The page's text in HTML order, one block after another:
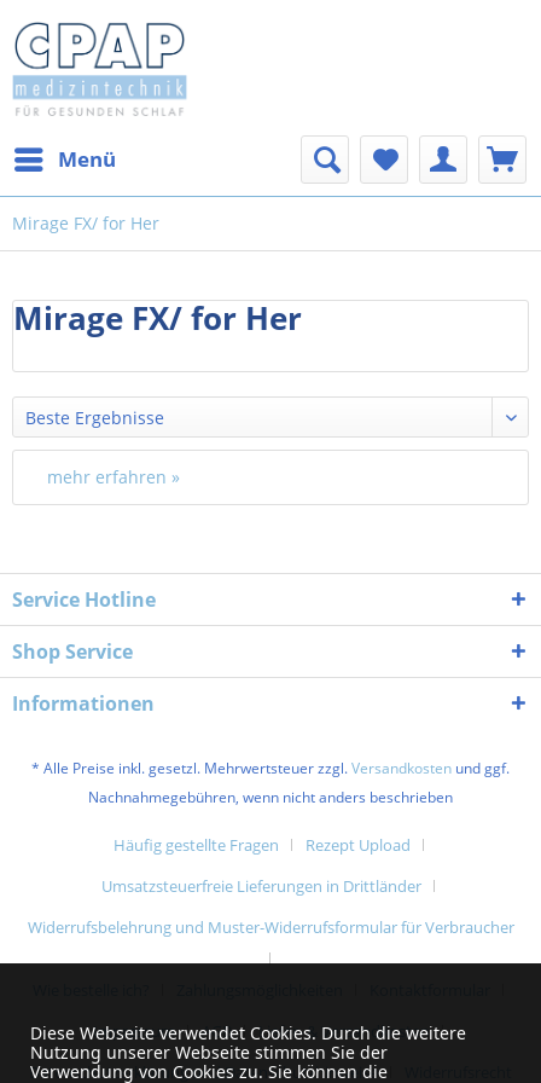
Menü
Mirage FX/ for Her
Mirage FX/ for Her
mehr erfahren »
Service Hotline
Shop Service
Informationen
* Alle Preise inkl. gesetzl. Mehrwertsteuer zzgl.Versandkosten und ggf.
Nachnahmegebühren, wenn nicht anders beschrieben
Häufig gestellte Fragen
Rezept Upload
Umsatzsteuerfreie Lieferungen in Drittländer
Widerrufsbelehrung und Muster-Widerrufsformular für Verbraucher
Impressum
AGB
Liefer- & Versandkosten
Datenschutzerklärung und Datenschutzhinweise
Diese Webseite verwendet Cookies. Durch die weitere
Nutzung unserer Webseite stimmen Sie der
Verwendung von Cookies zu. Sie können die